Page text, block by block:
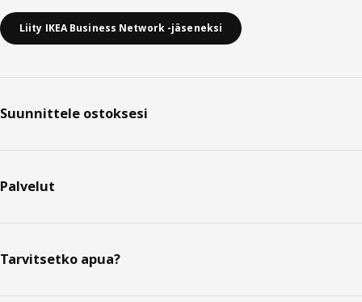
Liity IKEA Business Network -jäseneksi
Suunnittele ostoksesi
Palvelut
Tarvitsetko apua?